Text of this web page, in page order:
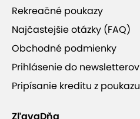
Rekreačné poukazy
Najčastejšie otázky (FAQ)
Obchodné podmienky
Prihlásenie do newsletterov
Pripísanie kreditu z poukazu